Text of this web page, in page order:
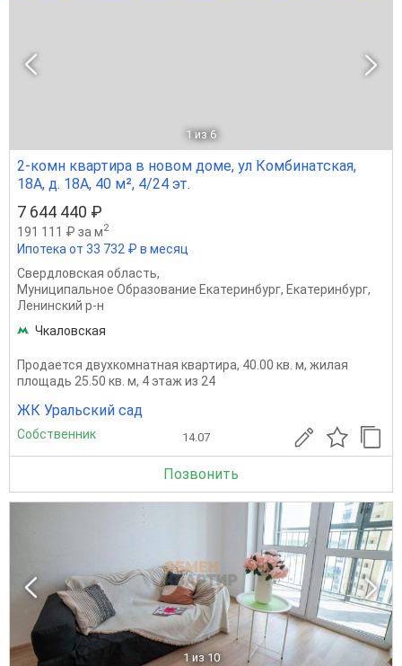
1 из 6
2-комн квартира в новом доме, ул Комбинатская,
18А, д. 18А, 40 м², 4/24 эт.
7 644 440 ₽
191 111 ₽ за м2
Ипотека от 33 732 ₽ в месяц
Свердловская область,
Муниципальное Образование Екатеринбург, Екатеринбург,
Ленинский р-н
Чкаловская
Продается двухкомнатная квартира, 40.00 кв. м, жилая
площадь 25.50 кв. м, 4 этаж из 24
ЖК Уральский сад
Собственник 14.07
Позвонить
1 из 10